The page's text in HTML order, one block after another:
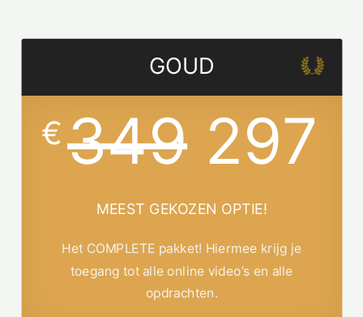
GOUD
€349297
MEEST GEKOZEN OPTIE!
Het COMPLETE pakket! Hiermee krijg je
toegang tot alle online video’s en alle
opdrachten.